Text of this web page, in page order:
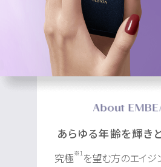
あらゆる年齢を輝き
究極※1 を望む方のエイジ